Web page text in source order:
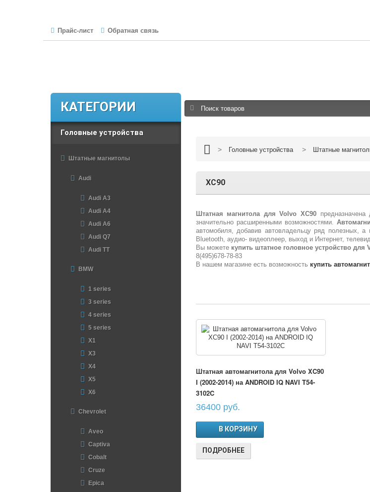
Прайс-лист Обратная связь
КАТЕГОРИИ
Головные устройства
Штатные магнитолы
Audi
Audi A3
Audi A4
Audi A6
Audi Q7
Audi TT
BMW
1 series
3 series
4 series
5 series
X1
X3
X4
X5
X6
Chevrolet
Aveo
Captiva
Cobalt
Cruze
Epica
> Головные устройства > Штатные
XC90
Штатная магнитола для Volvo XC90предназначена
значительно расширенными возможностями.
автомобиля, добавив автовладельцу ряд полезных,
Bluetooth, аудио- видеоплеер, выход и Интернет,
Вы можете купить штатное головное устройство для
8(495)678-78-83
В нашем магазине есть возможность купить
Штатная автомагнитола для Volvo XC90
I (2002-2014) на ANDROID IQ NAVI T54-
3102C
36400 руб.
В КОРЗИНУ
ПОДРОБНЕЕ